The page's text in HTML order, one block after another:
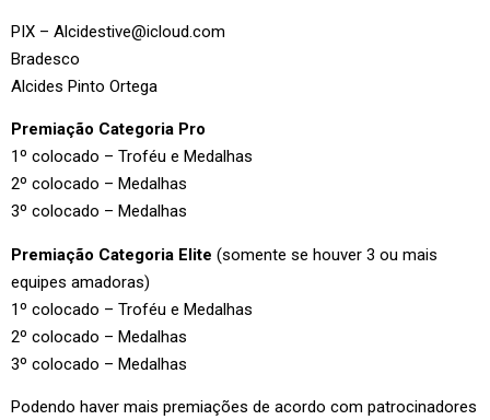
PIX – Alcidestive@icloud.com
Bradesco
Alcides Pinto Ortega
Premiação Categoria Pro
1º colocado – Troféu e Medalhas
2º colocado – Medalhas
3º colocado – Medalhas
Premiação Categoria Elite (somente se houver 3 ou mais
equipes amadoras)
1º colocado – Troféu e Medalhas
2º colocado – Medalhas
3º colocado – Medalhas
Podendo haver mais premiações de acordo com patrocinadores